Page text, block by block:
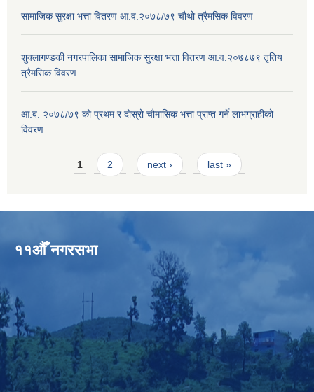
सामाजिक सुरक्षा भत्ता वितरण आ.व.२०७८/७९ चौथो त्रैमसिक विवरण
शुक्लागण्डकी नगरपालिका सामाजिक सुरक्षा भत्ता वितरण आ.व.२०७८७९ तृतिय
त्रैमसिक विवरण
आ.ब. २०७८/७९ को प्रथम र दोस्रो चौमासिक भत्ता प्राप्त गर्ने लाभग्राहीको
विवरण
Pages1 2 next › last »
११औँ नगरसभा